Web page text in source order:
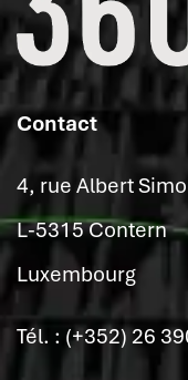
Contact
4, rue Albert
L-5315 Contern
Luxembourg
Tél. : (+352) 26